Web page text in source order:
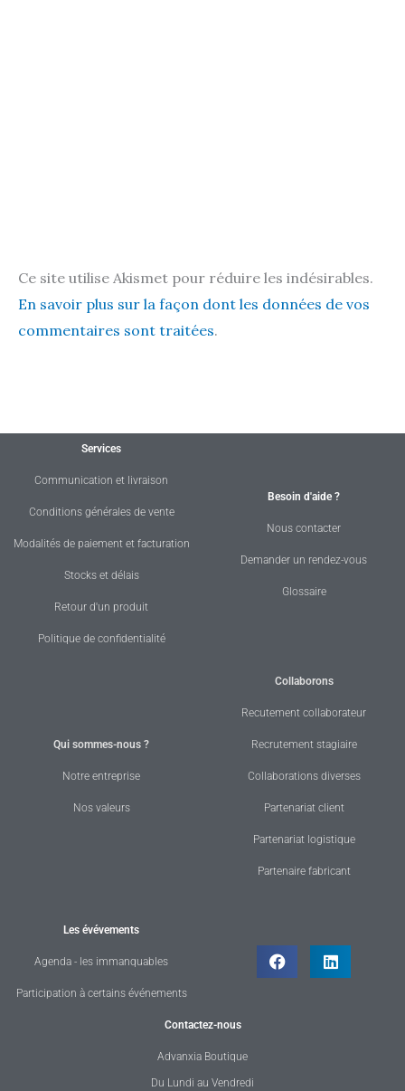
Ce site utilise Akismet pour réduire les indésirables.
En savoir plus sur la façon dont les données de vos
commentaires sont traitées.
Services
Communication et livraison
Conditions générales de vente
Modalités de paiement et facturation
Stocks et délais
Retour d'un produit
Politique de confidentialité
Besoin d'aide ?
Nous contacter
Demander un rendez-vous
Glossaire
Qui sommes-nous ?
Notre entreprise
Nos valeurs
Collaborons
Recutement collaborateur
Recrutement stagiaire
Collaborations diverses
Partenariat client
Partenariat logistique
Partenaire fabricant
Les évévements
Agenda - les immanquables
Participation à certains événements
Contactez-nous
Advanxia Boutique
Du Lundi au Vendredi